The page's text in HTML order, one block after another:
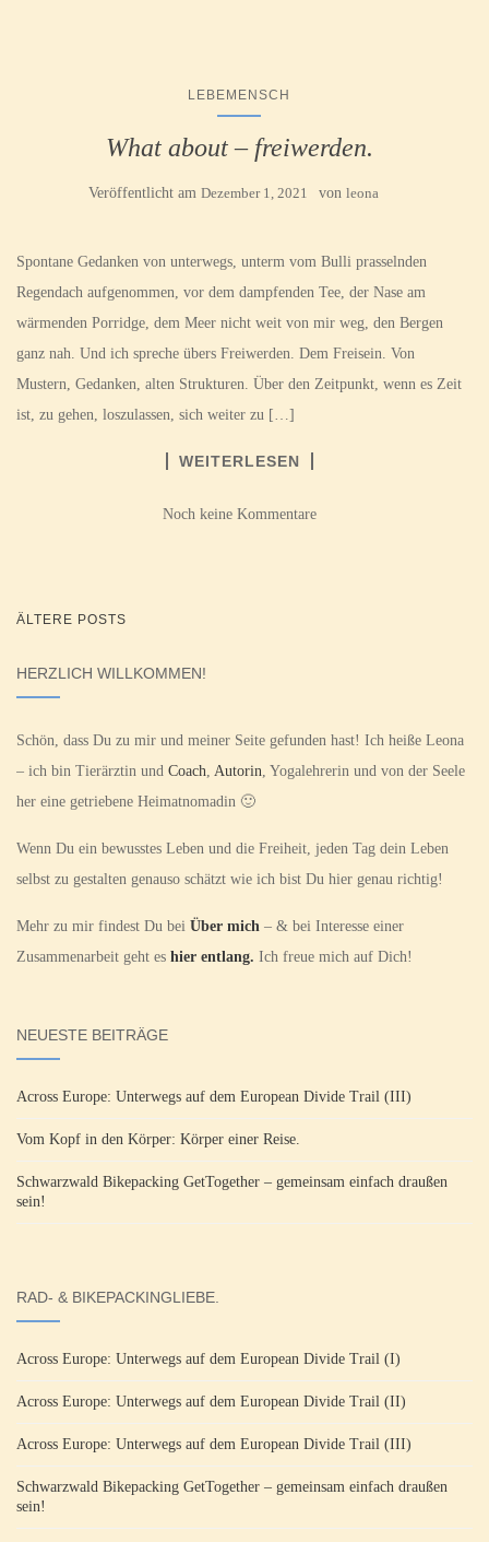
LEBEMENSCH
What about – freiwerden.
Veröffentlicht am Dezember 1, 2021 von leona
Spontane Gedanken von unterwegs, unterm vom Bulli prasselnden
Regendach aufgenommen, vor dem dampfenden Tee, der Nase am
wärmenden Porridge, dem Meer nicht weit von mir weg, den Bergen
ganz nah. Und ich spreche übers Freiwerden. Dem Freisein. Von
Mustern, Gedanken, alten Strukturen. Über den Zeitpunkt, wenn es Zeit
ist, zu gehen, loszulassen, sich weiter zu […]
WEITERLESEN
Noch keine Kommentare
BEITRAGSNAVIGATION
ÄLTERE POSTS
HERZLICH WILLKOMMEN!
Schön, dass Du zu mir und meiner Seite gefunden hast! Ich heiße Leona
– ich bin Tierärztin und Coach, Autorin, Yogalehrerin und von der Seele
her eine getriebene Heimatnomadin 🙂
Wenn Du ein bewusstes Leben und die Freiheit, jeden Tag dein Leben
selbst zu gestalten genauso schätzt wie ich bist Du hier genau richtig!
Mehr zu mir findest Du bei Über mich – & bei Interesse einer
Zusammenarbeit geht es hier entlang. Ich freue mich auf Dich!
NEUESTE BEITRÄGE
Across Europe: Unterwegs auf dem European Divide Trail (III)
Vom Kopf in den Körper: Körper einer Reise.
Schwarzwald Bikepacking GetTogether – gemeinsam einfach draußen
sein!
RAD- & BIKEPACKINGLIEBE.
Across Europe: Unterwegs auf dem European Divide Trail (I)
Across Europe: Unterwegs auf dem European Divide Trail (II)
Across Europe: Unterwegs auf dem European Divide Trail (III)
Schwarzwald Bikepacking GetTogether – gemeinsam einfach draußen
sein!